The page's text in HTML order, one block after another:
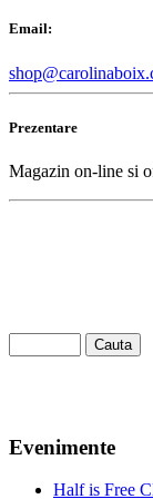
Email:
Prezentare
Magazin on-line si
Evenimente
Half is Free